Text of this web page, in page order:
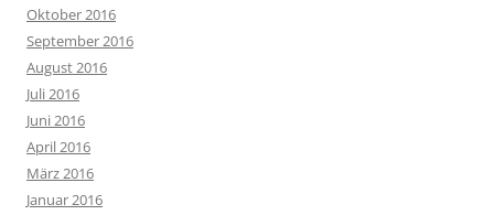
Oktober 2016
September 2016
August 2016
Juli 2016
Juni 2016
April 2016
März 2016
Januar 2016